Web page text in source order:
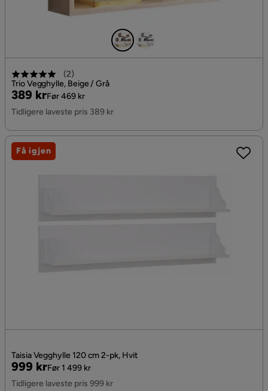
(2)
Trio Vegghylle, Beige / Grå
Pris
389 kr
Original
Pris
Før 469 kr
Tidligere laveste pris 389 kr
Taisia Vegghylle 120 cm 2-pk, Hvit
Pris
999 kr
Original
Pris
Før 1 499 kr
Tidligere laveste pris 999 kr
Få igjen